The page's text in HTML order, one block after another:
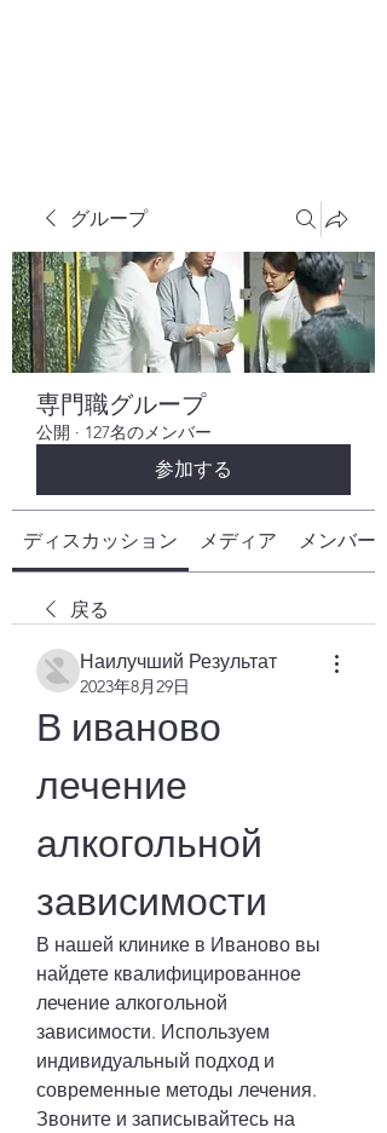
グループ
専門職グループ
公開 · 127名のメンバー
参加する
ディスカッション メディア メンバー
戻る
Наилучший Результат
2023年8月29日
В иваново
лечение
алкогольной
зависимости
В нашей клинике в Иваново вы
найдете квалифицированное
лечение алкогольной
зависимости. Используем
индивидуальный подход и
современные методы лечения.
Звоните и записывайтесь на